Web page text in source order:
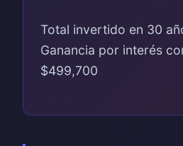
Total invertido en 30
Ganancia por interés
$499,700